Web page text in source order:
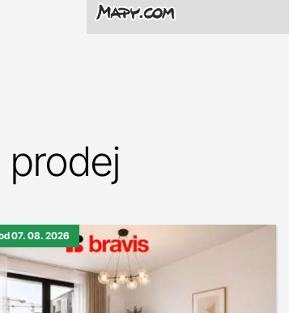
07. 08. 2026